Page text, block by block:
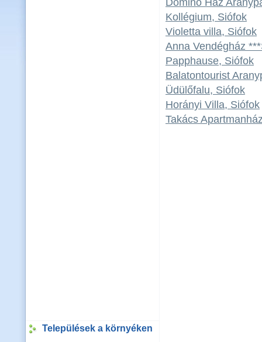
Települések a környéken
Dominó Ház
Kollégium, Siófok
Violetta villa, Siófok
Anna Vendégház
Papphause, Siófok
Balatontourist
Üdülőfalu, Siófok
Horányi Villa, Siófok
Takács